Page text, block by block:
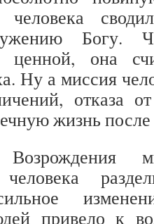
человека
Богу.
ценной, она
Ну а миссия
отказа
жизнь
привело к